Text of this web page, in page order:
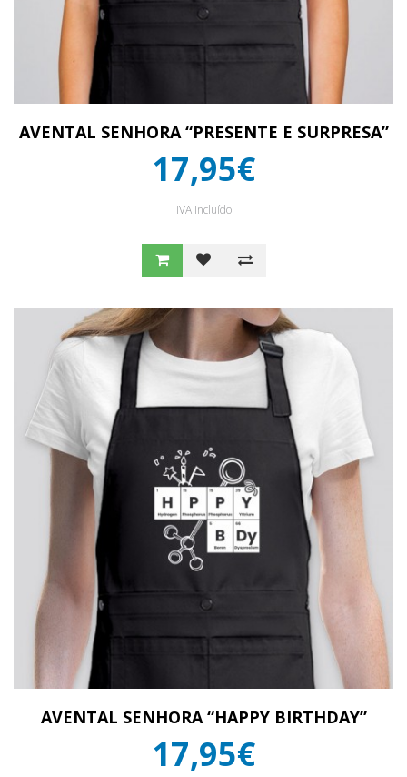
AVENTAL SENHORA “PRESENTE E SURPRESA”
17,95€
IVA Incluído
AVENTAL SENHORA “HAPPY BIRTHDAY”
17,95€